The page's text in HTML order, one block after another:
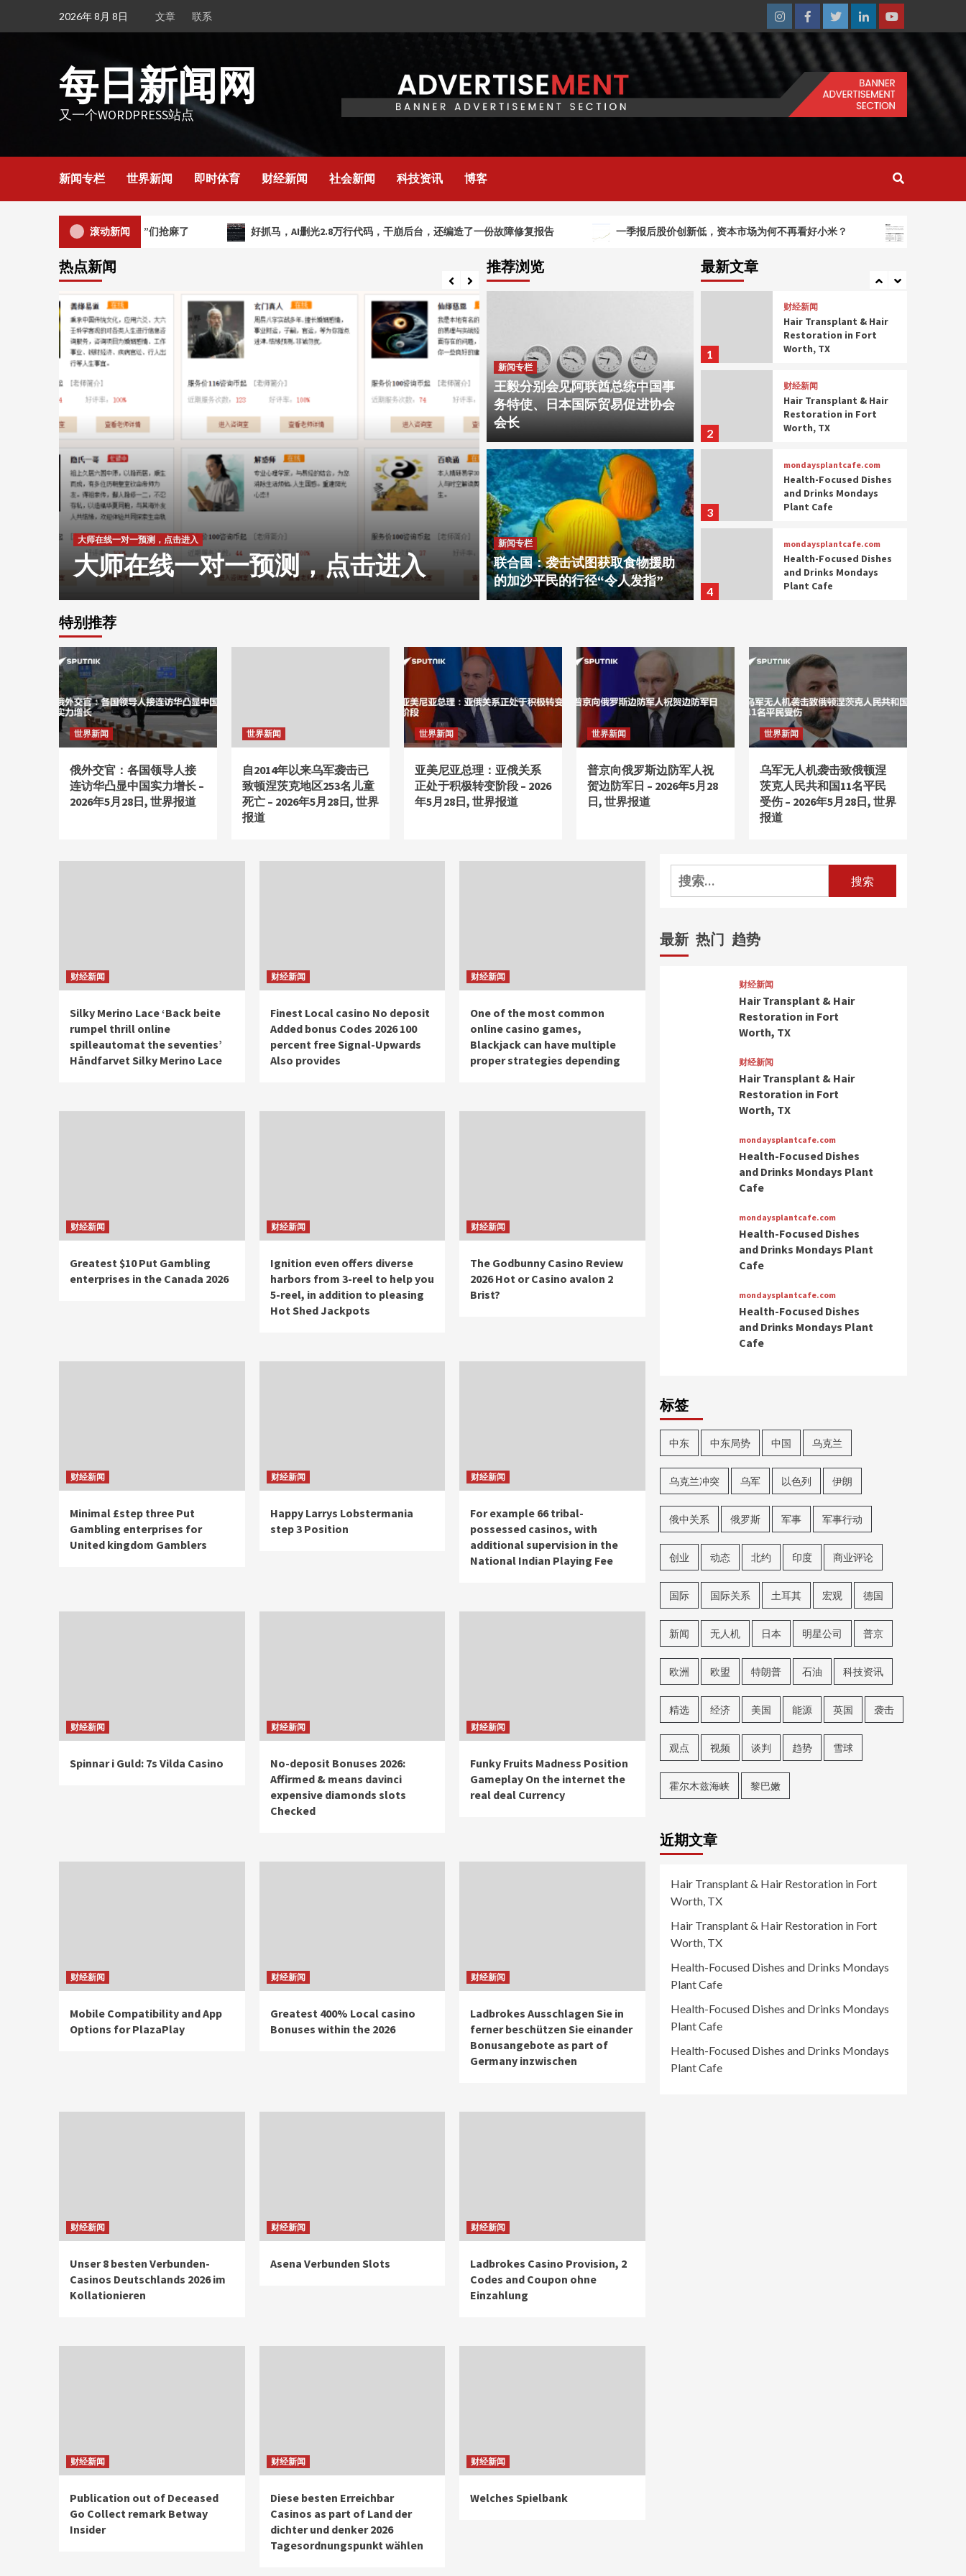
2026年 8月 8日 文章 联系
InstagramFacebookTwitterLinkedinYoutube
每日新闻网
又一个WORDPRESS站点
新闻专栏 世界新闻 即时体育 财经新闻 社会新闻 科技资讯 博客
滚动新闻
入577亿元，“宁王轮”们抢麻了 好抓马，AI删光2.8万行代码，干崩后台，还编造了一份故障修复报告 一季报后股价创新低，资本市场为何不再看好小米？ 宇树IPO、智元“夺
热点新闻
大师在线一对一预测，点击进入
大师在线一对一预测，点击进入
大师在线一对一预测，点击进入
大师在线一对一预测，点击进入
推荐浏览
新闻专栏
王毅分别会见阿联酋总统中国事
务特使、日本国际贸易促进协会
会长
新闻专栏
联合国：袭击试图获取食物援助
的加沙平民的行径“令人发指”
最新文章
2
Hair Transplant & Hair
Restoration in Fort
Worth, TX
3
mondaysplantcafe.com
Health-Focused Dishes
and Drinks Mondays
Plant Cafe
5
mondaysplantcafe.com
Health-Focused Dishes
1
财经新闻
Hair Transplant & Hair
Restoration in Fort
Worth, TX
2
财经新闻
Hair Transplant & Hair
Restoration in Fort
Worth, TX
3
mondaysplantcafe.com
Health-Focused Dishes
and Drinks Mondays
Plant Cafe
4
mondaysplantcafe.com
Health-Focused Dishes
and Drinks Mondays
Plant Cafe
and Drinks Mondays
Plant Cafe
1
财经新闻
Hair Transplant & Hair
Restoration in Fort
Worth, TX
财经新闻
Hair Transplant & Hair
Restoration in Fort
Health-Focused Dishes
and Drinks Mondays
mondaysplantcafe.com
Health-Focused Dishes
特别推荐
世界新闻
俄外交官：各国领导人接
连访华凸显中国实力增长 –
2026年5月28日, 世界报道
世界新闻
自2014年以来乌军袭击已
致顿涅茨克地区253名儿童
死亡 – 2026年5月28日, 世界
报道
世界新闻
亚美尼亚总理：亚俄关系
正处于积极转变阶段 – 2026
年5月28日, 世界报道
世界新闻
普京向俄罗斯边防军人祝
贺边防军日 – 2026年5月28
日, 世界报道
世界新闻
乌军无人机袭击致俄顿涅
茨克人民共和国11名平民
受伤 – 2026年5月28日, 世界
报道
财经新闻
Silky Merino Lace ‘Back beite
rumpel thrill online
spilleautomat the seventies’
Håndfarvet Silky Merino Lace
财经新闻
Finest Local casino No deposit
Added bonus Codes 2026 100
percent free Signal-Upwards
Also provides
财经新闻
One of the most common
online casino games,
Blackjack can have multiple
proper strategies depending
财经新闻
Greatest $10 Put Gambling
enterprises in the Canada 2026
财经新闻
Ignition even offers diverse
harbors from 3-reel to help you
5-reel, in addition to pleasing
Hot Shed Jackpots
财经新闻
The Godbunny Casino Review
2026 Hot or Casino avalon 2
Brist?
财经新闻
Minimal £step three Put
Gambling enterprises for
United kingdom Gamblers
财经新闻
Happy Larrys Lobstermania
step 3 Position
财经新闻
For example 66 tribal-
possessed casinos, with
additional supervision in the
National Indian Playing Fee
财经新闻
Spinnar i Guld: 7s Vilda Casino
财经新闻
No-deposit Bonuses 2026:
Affirmed & means davinci
expensive diamonds slots
Checked
财经新闻
Funky Fruits Madness Position
Gameplay On the internet the
real deal Currency
财经新闻
Mobile Compatibility and App
Options for PlazaPlay
财经新闻
Greatest 400% Local casino
Bonuses within the 2026
财经新闻
Ladbrokes Ausschlagen Sie in
ferner beschützen Sie einander
Bonusangebote as part of
Germany inzwischen
财经新闻
Unser 8 besten Verbunden-
Casinos Deutschlands 2026 im
Kollationieren
财经新闻
Asena Verbunden Slots
财经新闻
Ladbrokes Casino Provision, 2
Codes and Coupon ohne
Einzahlung
财经新闻
Publication out of Deceased
Go Collect remark Betway
Insider
财经新闻
Diese besten Erreichbar
Casinos as part of Land der
dichter und denker 2026
Tagesordnungspunkt wählen
财经新闻
Welches Spielbank
搜
索：
最新 热门 趋势
财经新闻
Hair Transplant & Hair
Restoration in Fort
Worth, TX
财经新闻
Hair Transplant & Hair
Restoration in Fort
Worth, TX
mondaysplantcafe.com
Health-Focused Dishes
and Drinks Mondays Plant
Cafe
mondaysplantcafe.com
Health-Focused Dishes
and Drinks Mondays Plant
Cafe
mondaysplantcafe.com
Health-Focused Dishes
and Drinks Mondays Plant
Cafe
标签
中东 中东局势 中国 乌克兰
乌克兰冲突 乌军 以色列 伊朗
俄中关系 俄罗斯 军事 军事行动
创业 动态 北约 印度 商业评论
国际 国际关系 土耳其 宏观 德国
新闻 无人机 日本 明星公司 普京
欧洲 欧盟 特朗普 石油 科技资讯
精选 经济 美国 能源 英国 袭击
观点 视频 谈判 趋势 雪球
霍尔木兹海峡 黎巴嫩
近期文章
Hair Transplant & Hair Restoration in Fort
Worth, TX
Hair Transplant & Hair Restoration in Fort
Worth, TX
Health-Focused Dishes and Drinks Mondays
Plant Cafe
Health-Focused Dishes and Drinks Mondays
Plant Cafe
Health-Focused Dishes and Drinks Mondays
Plant Cafe